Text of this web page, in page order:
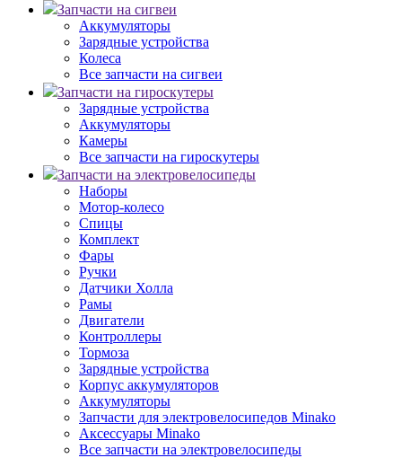
Запчасти на сигвеи
Аккумуляторы
Зарядные устройства
Колеса
Все запчасти на сигвеи
Запчасти на гироскутеры
Зарядные устройства
Аккумуляторы
Камеры
Все запчасти на гироскутеры
Запчасти на электровелосипеды
Наборы
Мотор-колесо
Спицы
Комплект
Фары
Ручки
Датчики Холла
Рамы
Двигатели
Контроллеры
Тормоза
Зарядные устройства
Корпус аккумуляторов
Аккумуляторы
Запчасти для электровелосипедов Minako
Аксессуары Minako
Все запчасти на электровелосипеды